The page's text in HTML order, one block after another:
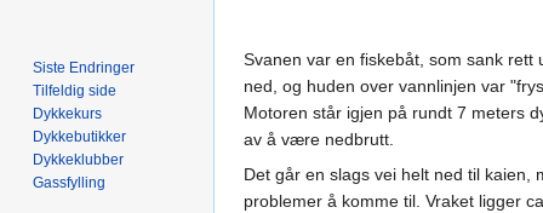
til
navigering
til
søk
Svanen var en fiskebåt, som sank
ned, og huden over vannlinjen var
Motoren står igjen på rundt 7 meters
av å være nedbrutt.
Det går en slags vei helt ned til
problemer å komme til. Vraket ligger
Siste Endringer
Tilfeldig side
Dykkekurs
Dykkebutikker
Dykkeklubber
Gassfylling